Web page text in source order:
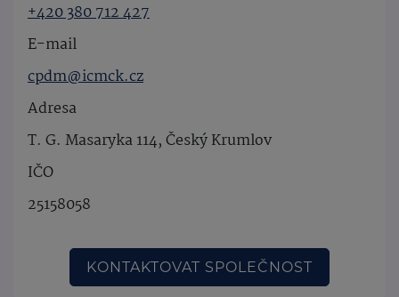
+420 380 712 427
E-mail
cpdm@icmck.cz
Adresa
T. G. Masaryka 114, Český Krumlov
IČO
25158058
KONTAKTOVAT SPOLEČNOST